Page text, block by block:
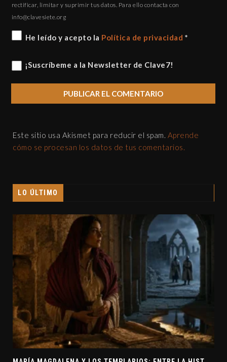
rectificar, limitar y suprimir tus datos. Para ello contacta con
gro.eteisevalc@ofni
He leído y acepto la Política de privacidad *
¡Suscríbeme a la Newsletter de Clave7!
Este sitio usa Akismet para reducir el spam. Aprende
cómo se procesan los datos de tus comentarios.
LO ÚLTIMO